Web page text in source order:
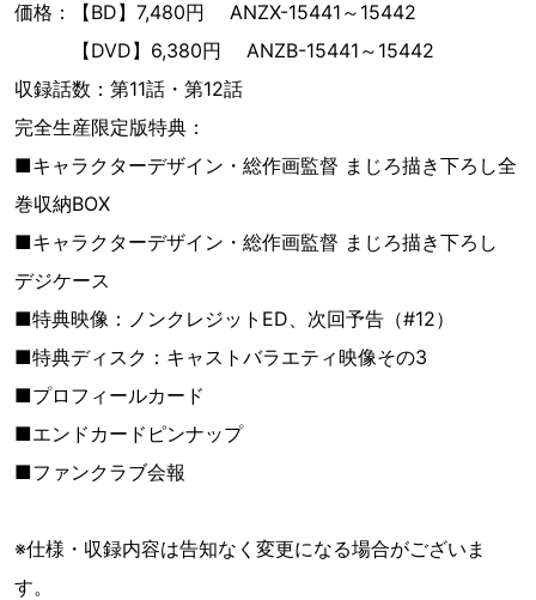
価格：【BD】7,480円 ANZX-15441～15442
【DVD】6,380円 ANZB-15441～15442
収録話数：第11話・第12話
完全生産限定版特典：
■キャラクターデザイン・総作画監督 まじろ描き下ろし全
巻収納BOX
■キャラクターデザイン・総作画監督 まじろ描き下ろし
デジケース
■特典映像：ノンクレジットED、次回予告（#12）
■特典ディスク：キャストバラエティ映像その3
■プロフィールカード
■エンドカードピンナップ
■ファンクラブ会報
※仕様・収録内容は告知なく変更になる場合がございま
す。